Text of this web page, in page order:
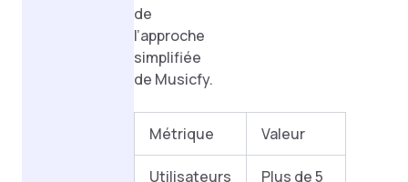
de
l’approche
simplifiée
de Musicfy.
Métrique Valeur
Utilisateurs
Plus de 5